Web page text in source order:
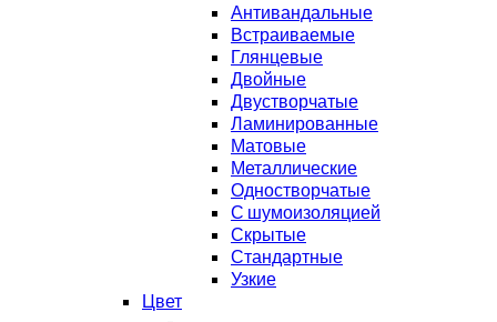
Антивандальные
Встраиваемые
Глянцевые
Двойные
Двустворчатые
Ламинированные
Матовые
Металлические
Одностворчатые
С шумоизоляцией
Скрытые
Стандартные
Узкие
Цвет